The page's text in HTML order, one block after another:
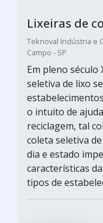
Lixeiras de
Teknoval Indústria e
Campo - SP
Em pleno século
seletiva de lixo
o intuito de
reciclagem, tal
coleta seletiva
dia e estado
características
tipos de